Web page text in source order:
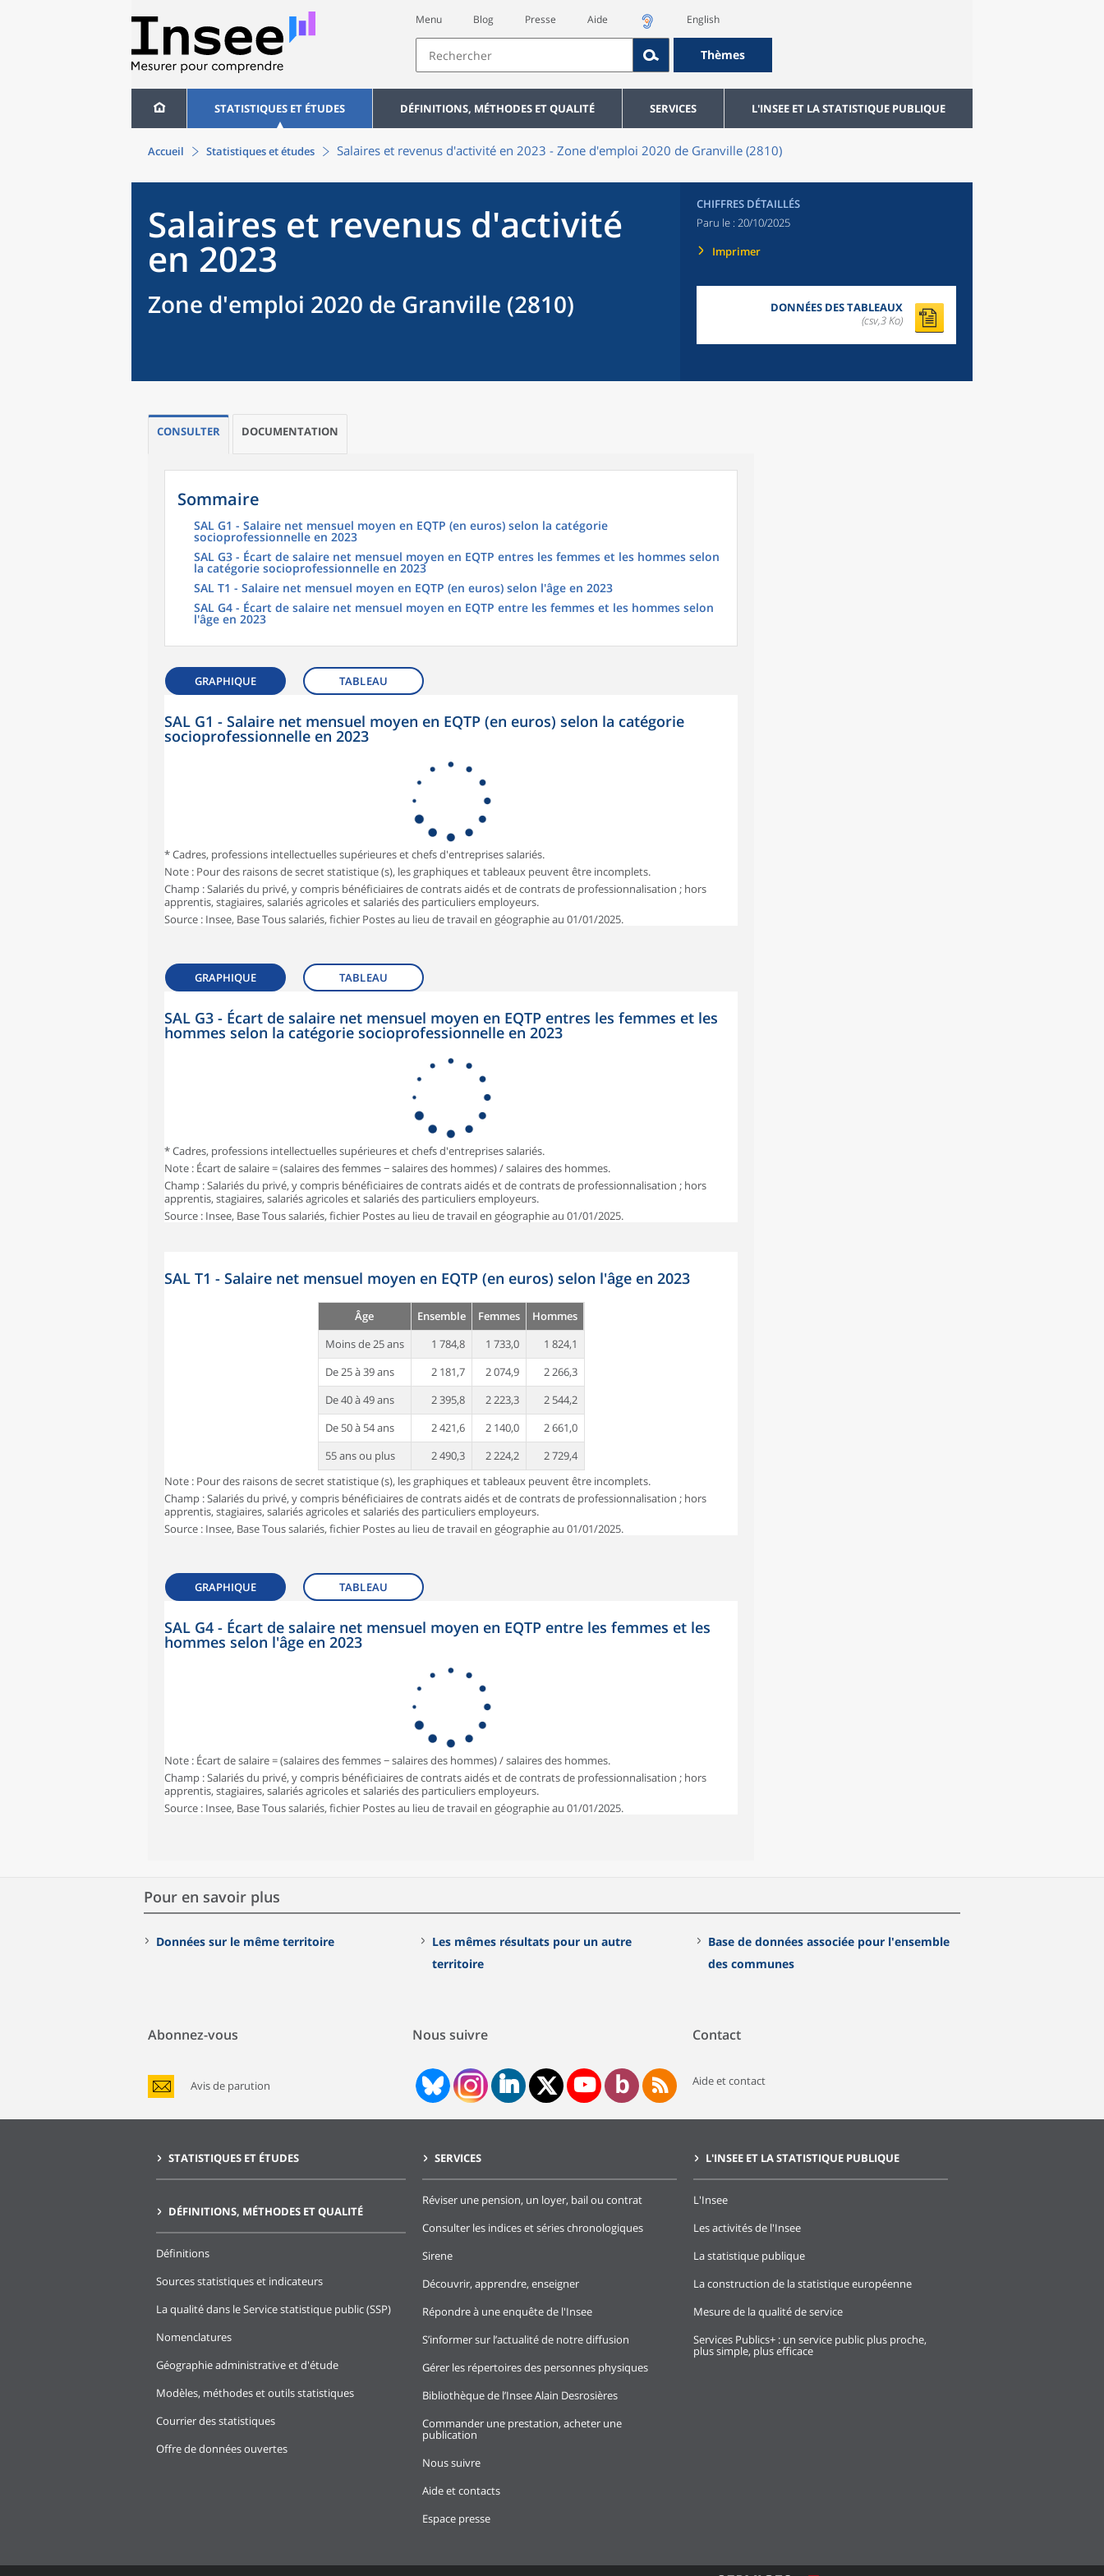
Menu Blog Presse Aide English
Thèmes
STATISTIQUES ET ÉTUDES DÉFINITIONS, MÉTHODES ET QUALITÉ SERVICES L'INSEE ET LA STATISTIQUE PUBLIQUE
Accueil Statistiques et études Salaires et revenus d'activité en 2023 - Zone d'emploi 2020 de Granville (2810)
Salaires et revenus d'activité
en 2023
Zone d'emploi 2020 de Granville (2810)
CHIFFRES DÉTAILLÉS
Paru le : 20/10/2025
Imprimer
DONNÉES DES TABLEAUX
(csv,3 Ko)
CONSULTER DOCUMENTATION
Sommaire
SAL G1 - Salaire net mensuel moyen en EQTP (en euros) selon la catégorie
socioprofessionnelle en 2023
SAL G3 - Écart de salaire net mensuel moyen en EQTP entres les femmes et les hommes selon
la catégorie socioprofessionnelle en 2023
SAL T1 - Salaire net mensuel moyen en EQTP (en euros) selon l'âge en 2023
SAL G4 - Écart de salaire net mensuel moyen en EQTP entre les femmes et les hommes selon
l'âge en 2023
GRAPHIQUE TABLEAU
SAL G1 - Salaire net mensuel moyen en EQTP (en euros) selon la catégorie
socioprofessionnelle en 2023
* Cadres, professions intellectuelles supérieures et chefs d'entreprises salariés.
Note : Pour des raisons de secret statistique (s), les graphiques et tableaux peuvent être incomplets.
Champ : Salariés du privé, y compris bénéficiaires de contrats aidés et de contrats de professionnalisation ; hors
apprentis, stagiaires, salariés agricoles et salariés des particuliers employeurs.
Source : Insee, Base Tous salariés, fichier Postes au lieu de travail en géographie au 01/01/2025.
GRAPHIQUE TABLEAU
SAL G3 - Écart de salaire net mensuel moyen en EQTP entres les femmes et les
hommes selon la catégorie socioprofessionnelle en 2023
* Cadres, professions intellectuelles supérieures et chefs d'entreprises salariés.
Note : Écart de salaire = (salaires des femmes − salaires des hommes) / salaires des hommes.
Champ : Salariés du privé, y compris bénéficiaires de contrats aidés et de contrats de professionnalisation ; hors
apprentis, stagiaires, salariés agricoles et salariés des particuliers employeurs.
Source : Insee, Base Tous salariés, fichier Postes au lieu de travail en géographie au 01/01/2025.
SAL T1 - Salaire net mensuel moyen en EQTP (en euros) selon l'âge en 2023
Âge Ensemble Femmes
Hommes
Moins de 25 ans
1 784,8 1 733,0
1 824,1
De 25 à 39 ans
2 181,7 2 074,9
2 266,3
De 40 à 49 ans
2 395,8 2 223,3
2 544,2
De 50 à 54 ans
2 421,6 2 140,0
2 661,0
55 ans ou plus
2 490,3 2 224,2
2 729,4
Note : Pour des raisons de secret statistique (s), les graphiques et tableaux peuvent être incomplets.
Champ : Salariés du privé, y compris bénéficiaires de contrats aidés et de contrats de professionnalisation ; hors
apprentis, stagiaires, salariés agricoles et salariés des particuliers employeurs.
Source : Insee, Base Tous salariés, fichier Postes au lieu de travail en géographie au 01/01/2025.
GRAPHIQUE TABLEAU
SAL G4 - Écart de salaire net mensuel moyen en EQTP entre les femmes et les
hommes selon l'âge en 2023
Note : Écart de salaire = (salaires des femmes − salaires des hommes) / salaires des hommes.
Champ : Salariés du privé, y compris bénéficiaires de contrats aidés et de contrats de professionnalisation ; hors
apprentis, stagiaires, salariés agricoles et salariés des particuliers employeurs.
Source : Insee, Base Tous salariés, fichier Postes au lieu de travail en géographie au 01/01/2025.
Pour en savoir plus
Données sur le même territoire
Les mêmes résultats pour un autre
territoire
Base de données associée pour l'ensemble
des communes
Abonnez-vous
Avis de parution
Nous suivre Contact
Aide et contact
STATISTIQUES ET ÉTUDES
DÉFINITIONS, MÉTHODES ET QUALITÉ
Définitions
Sources statistiques et indicateurs
La qualité dans le Service statistique public (SSP)
Nomenclatures
Géographie administrative et d'étude
Modèles, méthodes et outils statistiques
Courrier des statistiques
Offre de données ouvertes
SERVICES
Réviser une pension, un loyer, bail ou contrat
Consulter les indices et séries chronologiques
Sirene
Découvrir, apprendre, enseigner
Répondre à une enquête de l'Insee
S’informer sur l’actualité de notre diffusion
Gérer les répertoires des personnes physiques
Bibliothèque de l’Insee Alain Desrosières
Commander une prestation, acheter une
publication
Nous suivre
Aide et contacts
Espace presse
L'INSEE ET LA STATISTIQUE PUBLIQUE
L'Insee
Les activités de l'Insee
La statistique publique
La construction de la statistique européenne
Mesure de la qualité de service
Services Publics+ : un service public plus proche,
plus simple, plus efficace